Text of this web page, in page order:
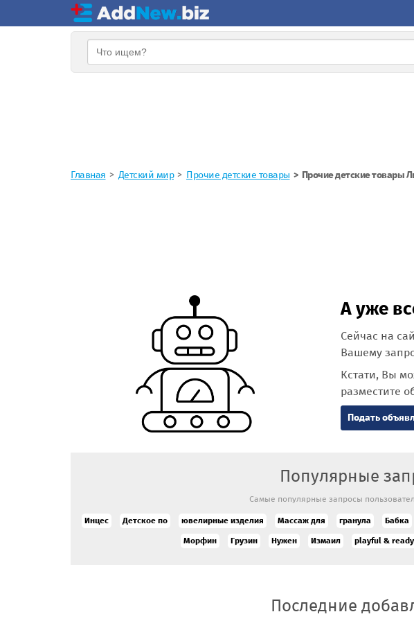
Главная Детский мир Прочие детские товары Прочие детские товары
А уже
Сейчас на
Вашему
Кстати, Вы
разместите
Подать
Популярные
Самые популярные запросы
Инцес Детское по ювелирные изделия Массаж для гранула Бабка
Морфин Грузин Нужен Измаил playful &
Последние